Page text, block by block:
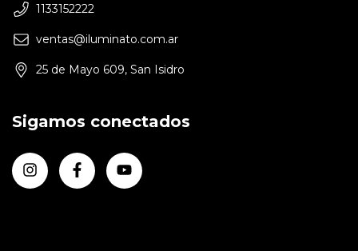
1133152222
ventas@iluminato.com.ar
25 de Mayo 609, San Isidro
Sigamos conectados